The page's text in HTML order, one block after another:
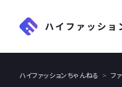
ハイファッションちゃんねる フ